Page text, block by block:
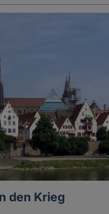
den Krieg